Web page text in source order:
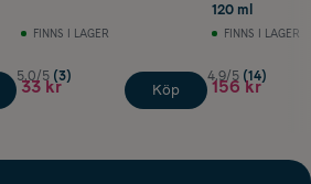
FINNS I LAGER
5.0/5 (3)
33 kr Köp
120 ml
FINNS I LAGER
4.9/5 (14)
156 kr